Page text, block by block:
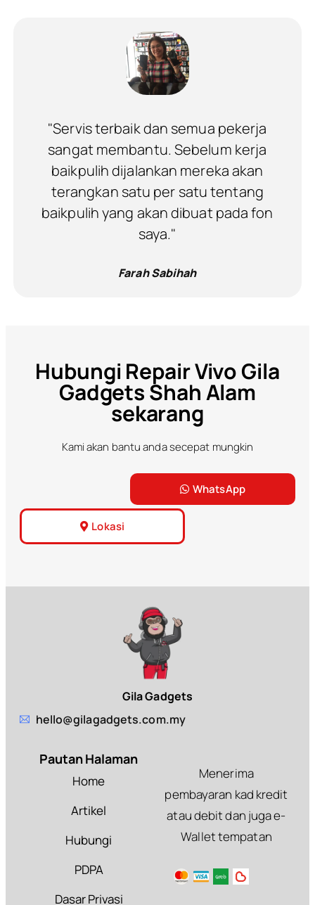
"Servis terbaik dan semua pekerja
sangat membantu. Sebelum kerja
baikpulih dijalankan mereka akan
terangkan satu per satu tentang
baikpulih yang akan dibuat pada fon
saya."
Farah Sabihah
Hubungi Repair Vivo Gila
Gadgets Shah Alam
sekarang
Kami akan bantu anda secepat mungkin
WhatsApp
Lokasi
Gila Gadgets
hello@gilagadgets.com.my
Pautan Halaman
Home
Artikel
Hubungi
PDPA
Dasar Privasi
Menerima
pembayaran kad kredit
atau debit dan juga e-
Wallet tempatan